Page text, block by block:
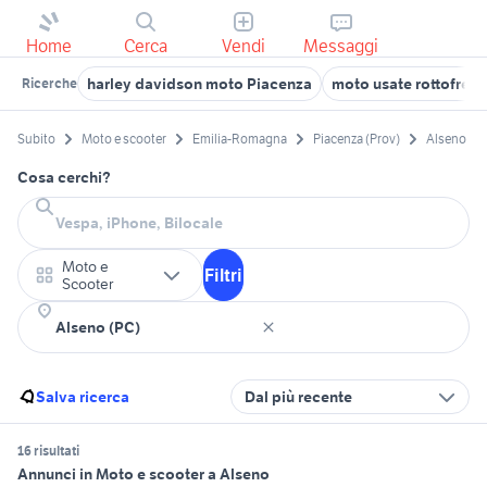
Home Cerca Vendi Messaggi
Ricerche harley davidson moto Piacenza moto usate rottofreno
Subito Moto e scooter Emilia-Romagna Piacenza (Prov) Alseno
Cosa cerchi?
Moto e
Scooter
Filtri
Salva ricerca Dal più recente
16 risultati
Annunci in Moto e scooter a Alseno